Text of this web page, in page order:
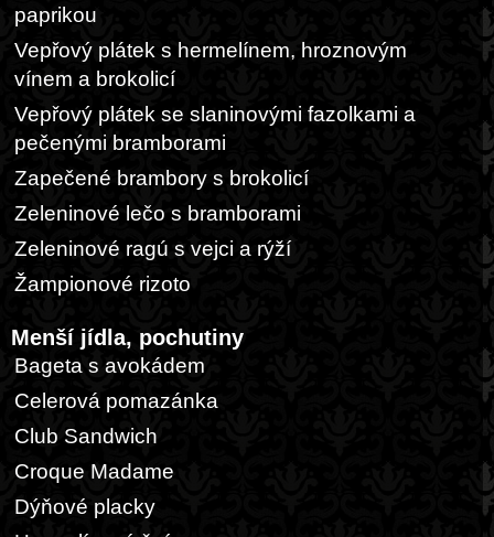
paprikou
Vepřový plátek s hermelínem, hroznovým
vínem a brokolicí
Vepřový plátek se slaninovými fazolkami a
pečenými bramborami
Zapečené brambory s brokolicí
Zeleninové lečo s bramborami
Zeleninové ragú s vejci a rýží
Žampionové rizoto
Menší jídla, pochutiny
Bageta s avokádem
Celerová pomazánka
Club Sandwich
Croque Madame
Dýňové placky